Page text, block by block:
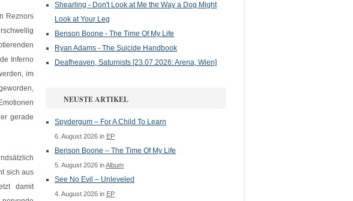
Reznors
Inferno
im
gerade
sich aus
damit
Shearling - Don't Look at Me the Way a Dog Might
Look at Your Leg
Benson Boone - The Time Of My Life
Ryan Adams - The Suicide Handbook
Deafheaven, Saturnists [23.07.2026: Arena, Wien]
NEUSTE ARTIKEL
Spydergum – For A Child To Learn
6. August 2026 in EP
Benson Boone – The Time Of My Life
5. August 2026 inAlbum
See No Evil – Unleveled
4. August 2026 in EP